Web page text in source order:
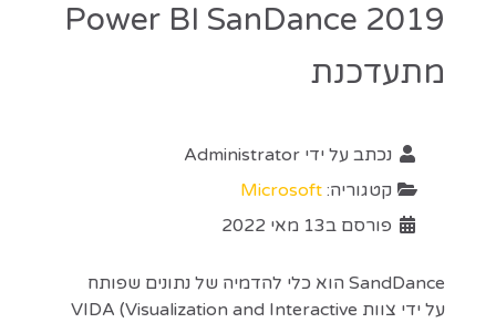
Power BI SanDance 2019
מתעדכנת
נכתב על ידי Administrator
קטגוריה: Microsoft
פורסם ב13 מאי 2022
SandDance הוא כלי להדמיה של נתונים שפותח
על ידי צוות VIDA (Visualization and Interactive